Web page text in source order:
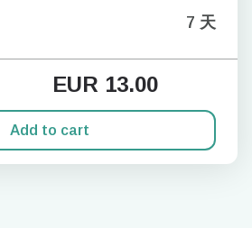
7 天
EUR 13.00
Add to cart